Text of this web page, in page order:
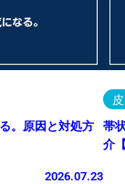
。原因と対処方
2026.07.23
帯
介